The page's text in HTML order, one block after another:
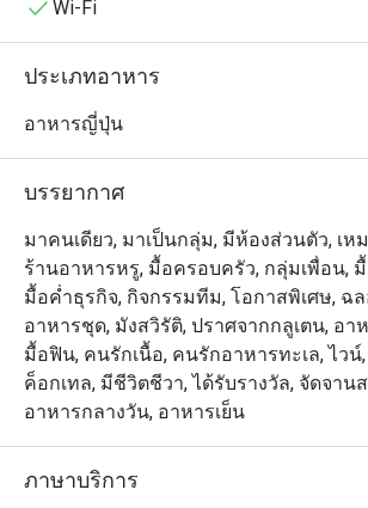
น้ำมันพริกสไตล์ญี่ปุ่น สเต็กเนื้อวากิวขนาด
ฮานาเลือกใช้เฉพาะวัตถุดิบคุณภาพ ภายใ
ด้วย เหมาะกับมาสังสรรค์กับเพื่อนฝูง  มา
Wi-Fi
ประเภทอาหาร
อาหารญี่ปุ่น
บรรยากาศ
มาคนเดียว, มาเป็นกลุ่ม, มีห้องส่วนตัว, เห
ร้านอาหารหรู, มื้อครอบครัว, กลุ่มเพื่อน,
มื้อค่ำธุรกิจ, กิจกรรมทีม, โอกาสพิเศษ, ฉล
อาหารชุด, มังสวิรัติ, ปราศจากกลูเตน, อา
มื้อฟิน, คนรักเนื้อ, คนรักอาหารทะเล, ไวน์,
ค็อกเทล, มีชีวิตชีวา, ได้รับรางวัล, จัดจาน
อาหารกลางวัน, อาหารเย็น
ภาษาบริการ